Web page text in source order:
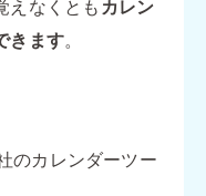
えなくとも カレン
きます。
のカレンダーツー